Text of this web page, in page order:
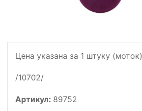
Цена указана за 1 штуку (моток)
/10702/
Артикул: 89752